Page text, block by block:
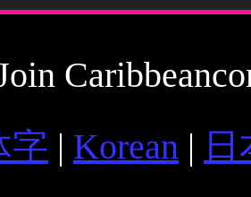
字 | Korean |